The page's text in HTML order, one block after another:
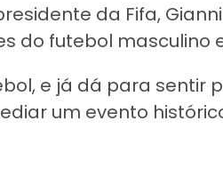
da Fifa,
do futebol masculino
e já dá para
um evento